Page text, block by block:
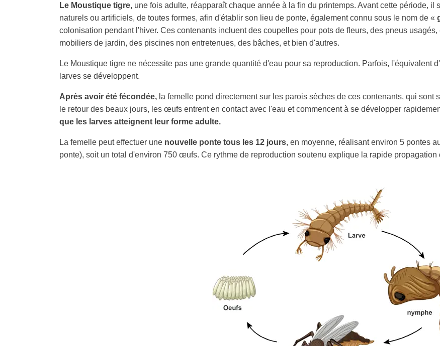
Le Moustique tigre, une fois adulte, réapparaît chaque année à la fin du printemps. Avant cette période,
naturels ou artificiels, de toutes formes, afin d'établir son lieu de ponte, également connu sous le nom de «
colonisation pendant l'hiver. Ces contenants incluent des coupelles pour pots de fleurs, des pneus
mobiliers de jardin, des piscines non entretenues, des bâches, et bien d'autres.
Le Moustique tigre ne nécessite pas une grande quantité d'eau pour sa reproduction. Parfois, l'équivalent
larves se développent.
Après avoir été fécondée, la femelle pond directement sur les parois sèches de ces contenants, qui
le retour des beaux jours, les œufs entrent en contact avec l'eau et commencent à se développer
que les larves atteignent leur forme adulte.
La femelle peut effectuer une nouvelle ponte tous les 12 jours, en moyenne, réalisant environ 5 pontes
ponte), soit un total d'environ 750 œufs. Ce rythme de reproduction soutenu explique la rapide propagation